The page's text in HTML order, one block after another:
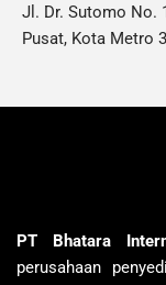
Jl. Dr. Sutomo No.
Pusat, Kota Metro
PT Bhatara
perusahaan